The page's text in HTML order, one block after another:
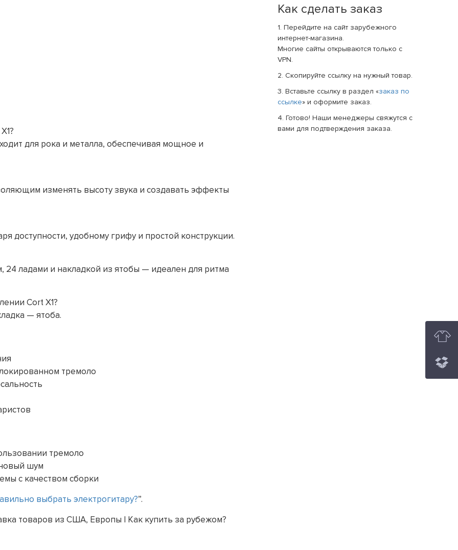
для рока и металла, обеспечивая мощное и
изменять высоту звука и создавать эффекты
доступности, удобному грифу и простой конструкции.
ладами и накладкой из ятобы — идеален для ритма
Cort X1?
— ятоба.
тремоло
тремоло
шум
с качеством сборки
выбрать электрогитару?”.
товаров из США, Европы | Как купить за рубежом?
Как сделать заказ
1. Перейдите на сайт зарубежного
интернет-магазина.
Многие сайты открываются только с
VPN.
2. Скопируйте ссылку на нужный товар.
3. Вставьте ссылку в раздел «заказ по
ссылке» и оформите заказ.
4. Готово! Наши менеджеры свяжутся с
вами для подтверждения заказа.